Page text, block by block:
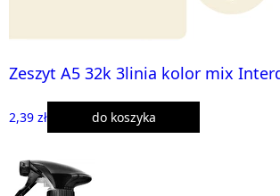
Zeszyt A5 32k 3linia kolor mix
2,39 zł do koszyka